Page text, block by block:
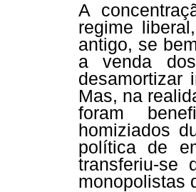
A
regime
antigo, se
a venda
desamortizar
Mas, na
foram
homiziados
política de
transferiu-se
monopolistas